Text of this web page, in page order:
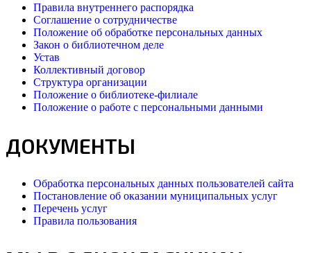
Правила внутреннего распорядка
Соглашение о сотрудничестве
Положение об обработке персональных данных
Закон о библиотечном деле
Устав
Коллективный договор
Структура организации
Положение о библиотеке-филиале
Положение о работе с персональными данными
ДОКУМЕНТЫ
Обработка персональных данных пользователей сайта
Постановление об оказании муниципальных услуг
Перечень услуг
Правила пользования